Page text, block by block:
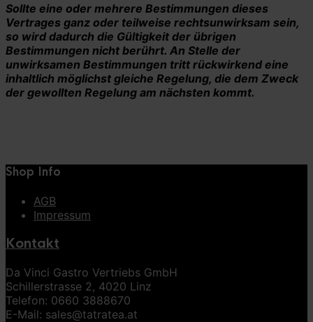
Sollte eine oder mehrere Bestimmungen dieses
Vertrages ganz oder teilweise rechtsunwirksam sein,
so wird dadurch die Gültigkeit der übrigen
Bestimmungen nicht berührt. An Stelle der
unwirksamen Bestimmungen tritt rückwirkend eine
inhaltlich möglichst gleiche Regelung, die dem Zweck
der gewollten Regelung am nächsten kommt.
Shop Info
AGB
Impressum
Kontakt
Da Vinci Gastro Vertriebs GmbH
Schillerstrasse 2, 4020 Linz
Telefon: 0660 3888670
E-Mail: sales@tatratea.at